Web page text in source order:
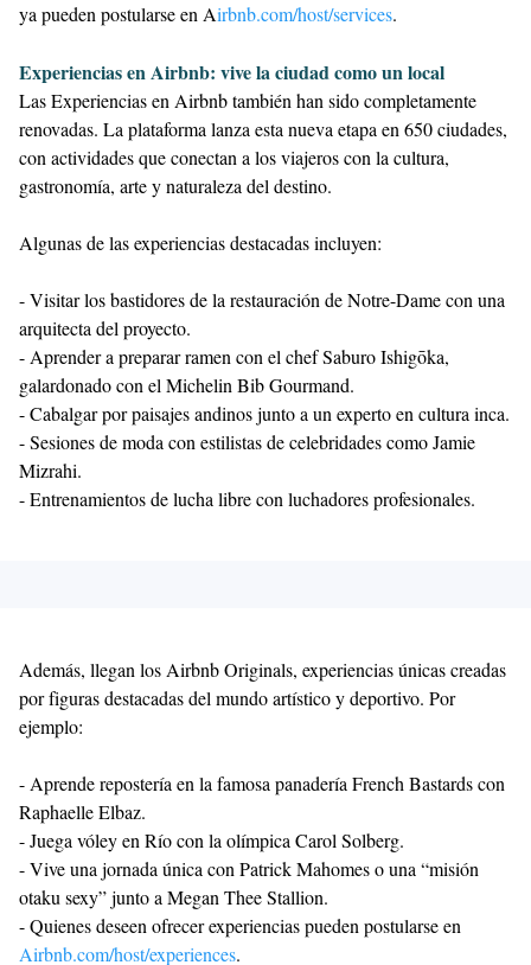
ya pueden postularse en Airbnb.com/host/services.
Experiencias en Airbnb: vive la ciudad como un local
Las Experiencias en Airbnb también han sido completamente
renovadas. La plataforma lanza esta nueva etapa en 650 ciudades,
con actividades que conectan a los viajeros con la cultura,
gastronomía, arte y naturaleza del destino.
Algunas de las experiencias destacadas incluyen:
- Visitar los bastidores de la restauración de Notre-Dame con una
arquitecta del proyecto.
- Aprender a preparar ramen con el chef Saburo Ishigōka,
galardonado con el Michelin Bib Gourmand.
- Cabalgar por paisajes andinos junto a un experto en cultura inca.
- Sesiones de moda con estilistas de celebridades como Jamie
Mizrahi.
- Entrenamientos de lucha libre con luchadores profesionales.
Además, llegan los Airbnb Originals, experiencias únicas creadas
por figuras destacadas del mundo artístico y deportivo. Por
ejemplo:
- Aprende repostería en la famosa panadería French Bastards con
Raphaelle Elbaz.
- Juega vóley en Río con la olímpica Carol Solberg.
- Vive una jornada única con Patrick Mahomes o una “misión
otaku sexy” junto a Megan Thee Stallion.
- Quienes deseen ofrecer experiencias pueden postularse en
Airbnb.com/host/experiences.